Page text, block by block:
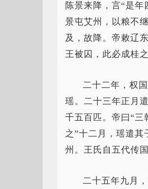
陈景来降，言“是
景屯艾州，以粮不
及，故降。帝敕辽
王被囚，此必成桂
二十二年，权
瑶。二十三年正月
千五百匹。帝曰“三
之”十二月，瑶遣
州。王氏自五代传
二十五年九月